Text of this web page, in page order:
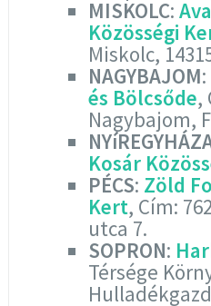
MISKOLC:
Közösségi
Miskolc,
NAGYBAJOM:
és Bölcsőde,
Nagybajom,
Kosár
PÉCS: Zöld
Kert, Cím:
utca 7.
SOPRON:
Térsége